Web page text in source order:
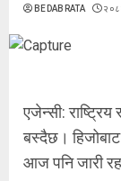
BEDABRATA
एजेन्सी:
बस्दैछ।
आज पनि जारी